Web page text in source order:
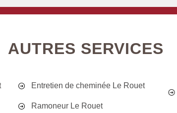
AUTRES SERVICES
Entretien de cheminée Le Rouet
Ramoneur Le Rouet